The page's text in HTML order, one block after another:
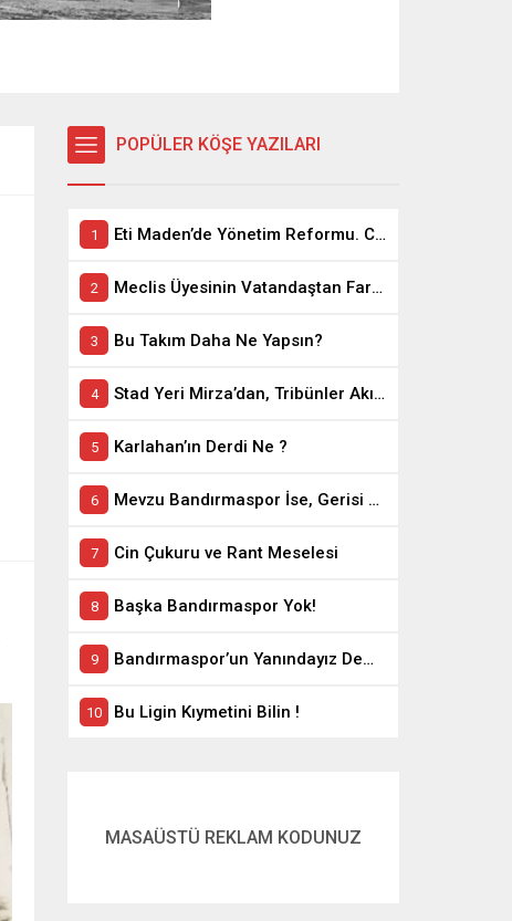
POPÜLER KÖŞE YAZILARI
Eti Maden’de Yönetim Reformu. CEO Modeli’nde Kadro / Taşeron İşçilik Ayrımı Kalkıyor
Meclis Üyesinin Vatandaştan Farkı Ne ?
Bu Takım Daha Ne Yapsın?
Stad Yeri Mirza’dan, Tribünler Akın’dan: Geriye Bakanlık Kaldı.
Karlahan’ın Derdi Ne ?
Mevzu Bandırmaspor İse, Gerisi Teferruattır
Cin Çukuru ve Rant Meselesi
Başka Bandırmaspor Yok!
Bandırmaspor’un Yanındayız Demekle Olmuyor!
Bu Ligin Kıymetini Bilin !
MASAÜSTÜ REKLAM KODUNUZ